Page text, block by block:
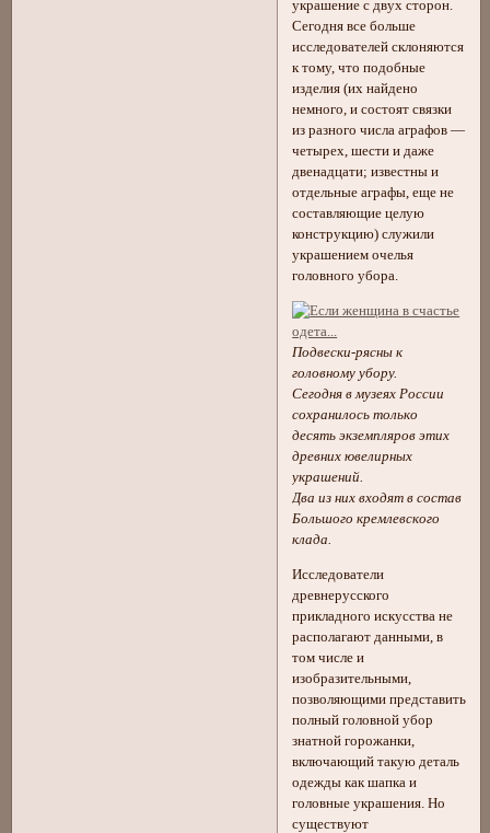
украшение с двух сторон.
Сегодня все больше
исследователей склоняются
к тому, что подобные
изделия (их найдено
немного, и состоят связки
из разного числа аграфов —
четырех, шести и даже
двенадцати; известны и
отдельные аграфы, еще не
составляющие целую
конструкцию) служили
украшением очелья
головного убора.
Подвески-рясны к
головному убору.
Сегодня в музеях России
сохранилось только
десять экземпляров этих
древних ювелирных
украшений.
Два из них входят в состав
Большого кремлевского
клада.
Исследователи
древнерусского
прикладного искусства не
располагают данными, в
том числе и
изобразительными,
позволяющими представить
полный головной убор
знатной горожанки,
включающий такую деталь
одежды как шапка и
головные украшения. Но
существуют